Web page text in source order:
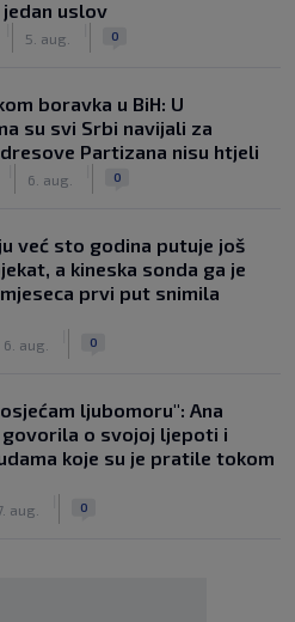
jedan uslov
5. aug. 0
boravka u BiH: U
su svi Srbi navijali za
Partizana nisu htjeli
6. aug. 0
već sto godina putuje još
a kineska sonda ga je
prvi put snimila
6. aug. 0
ljubomoru": Ana
govorila o svojoj ljepoti i
koje su je pratile tokom
aug. 0